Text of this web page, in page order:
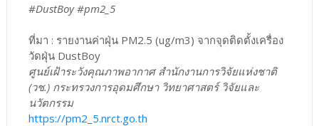
#DustBoy #pm2_5
ที่มา : รายงานค่าฝุ่น PM2.5 (ug/m3) จากจุดติดตั้งเครื่อง
วัดฝุ่น DustBoy
ศูนย์เฝ้าระวังคุณภาพอากาศ สำนักงานการวิจัยแห่งชาติ
(วช.) กระทรวงการอุดมศึกษา วิทยาศาสตร์ วิจัยและ
นวัตกรรม
https://pm2_5.nrct.go.th